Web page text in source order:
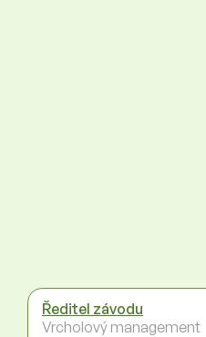
Ředitel závodu
Vrcholový management